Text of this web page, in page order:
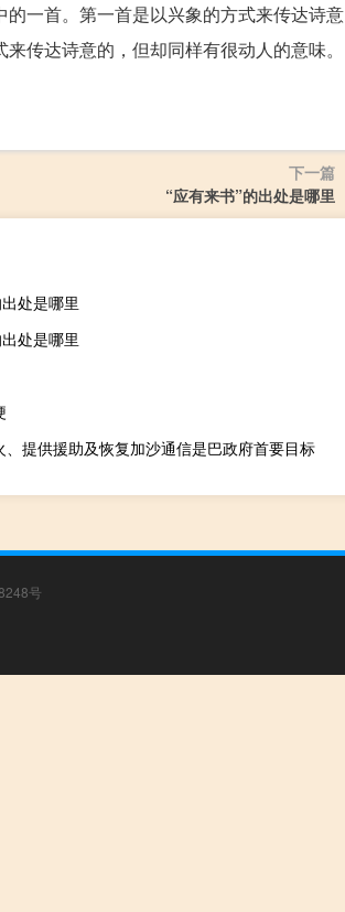
一首。第一首是以兴象的方式来传达诗意
传达诗意的，但却同样有很动人的意味。
下一篇
“应有来书”的出处是哪里
处是哪里
处是哪里
、提供援助及恢复加沙通信是巴政府首要目标
号